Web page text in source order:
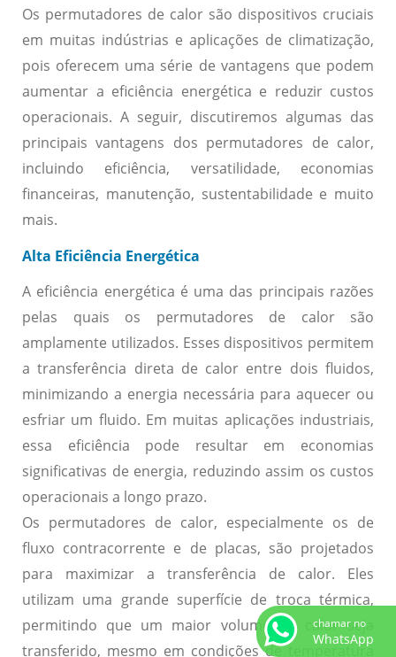
Os permutadores de calor são dispositivos cruciais
em muitas indústrias e aplicações de climatização,
pois oferecem uma série de vantagens que podem
aumentar a eficiência energética e reduzir custos
operacionais. A seguir, discutiremos algumas das
principais vantagens dos permutadores de calor,
incluindo eficiência, versatilidade, economias
financeiras, manutenção, sustentabilidade e muito
mais.
Alta Eficiência Energética
A eficiência energética é uma das principais razões
pelas quais os permutadores de calor são
amplamente utilizados. Esses dispositivos permitem
a transferência direta de calor entre dois fluidos,
minimizando a energia necessária para aquecer ou
esfriar um fluido. Em muitas aplicações industriais,
essa eficiência pode resultar em economias
significativas de energia, reduzindo assim os custos
operacionais a longo prazo.
Os permutadores de calor, especialmente os de
fluxo contracorrente e de placas, são projetados
para maximizar a transferência de calor. Eles
utilizam uma grande superfície de troca térmica,
permitindo que um maior volume de calor seja
transferido, mesmo em condições de temperatura
chamar no
WhatsApp